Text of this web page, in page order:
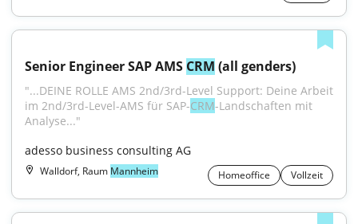
Senior Engineer SAP AMS CRM (all genders)
"...DEINE ROLLE AMS 2nd/3rd-Level Support: Deine Arbeit
im 2nd/3rd-Level-AMS für SAP-CRM-Landschaften mit
Analyse..."
adesso business consulting AG
Walldorf, Raum Mannheim Homeoffice Vollzeit